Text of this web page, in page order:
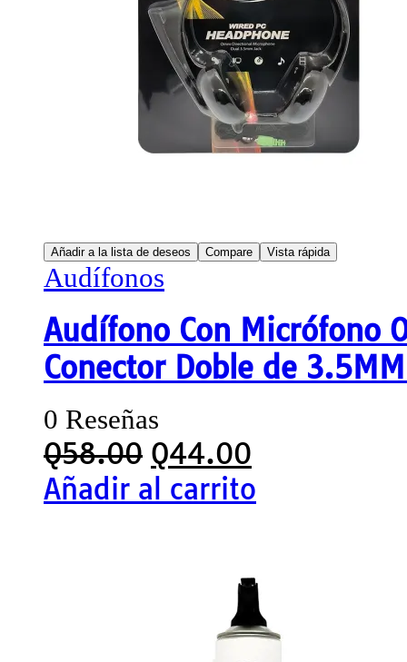
Añadir a la lista de deseos Compare Vista rápida
Audífonos
Audífono Con Micrófono
Conector Doble de 3.5MM
0 Reseñas
Q58.00 Q44.00
Añadir al carrito